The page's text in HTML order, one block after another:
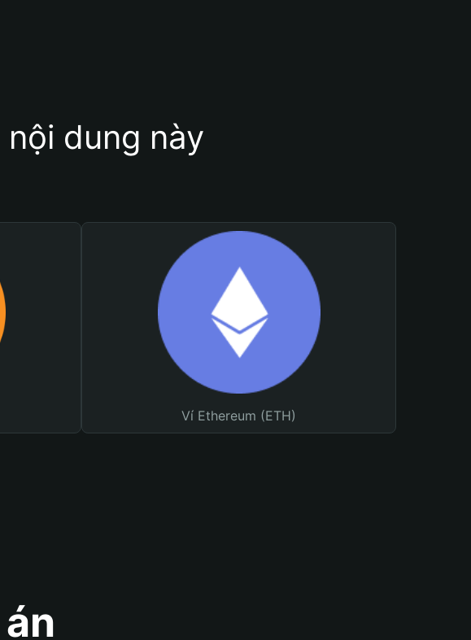
dung này
Ví Ethereum (ETH)